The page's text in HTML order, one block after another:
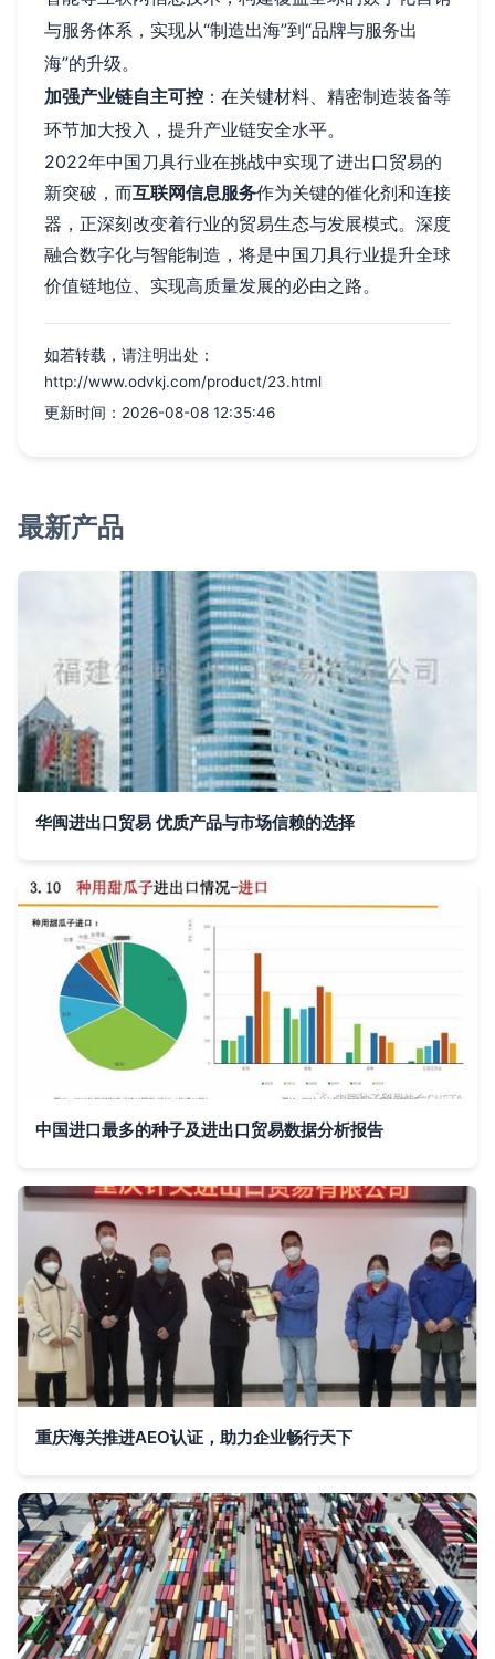
与服务体系，实现从“制造出海”到“品牌与服务出
海”的升级。
加强产业链自主可控 ：在关键材料、精密制造装备等
环节加大投入，提升产业链安全水平。
2022年中国刀具行业在挑战中实现了进出口贸易的
新突破，而互联网信息服务作为关键的催化剂和连接
器，正深刻改变着行业的贸易生态与发展模式。深度
融合数字化与智能制造，将是中国刀具行业提升全球
价值链地位、实现高质量发展的必由之路。
如若转载，请注明出处：
http://www.odvkj.com/product/23.html
更新时间：2026-08-08 12:35:46
最新产品
华闽进出口贸易 优质产品与市场信赖的选择
中国进口最多的种子及进出口贸易数据分析报告
重庆海关推进AEO认证，助力企业畅行天下